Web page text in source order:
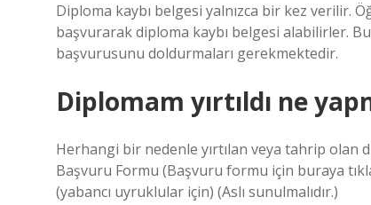
Diploma kaybı belgesi yalnızca bir kez verilir.
başvurarak diploma kaybı belgesi alabilirler.
başvurusunu doldurmaları gerekmektedir.
Diplomam yırtıldı ne
Herhangi bir nedenle yırtılan veya tahrip olan
Başvuru Formu (Başvuru formu için buraya
(yabancı uyruklular için) (Aslı sunulmalıdır.)